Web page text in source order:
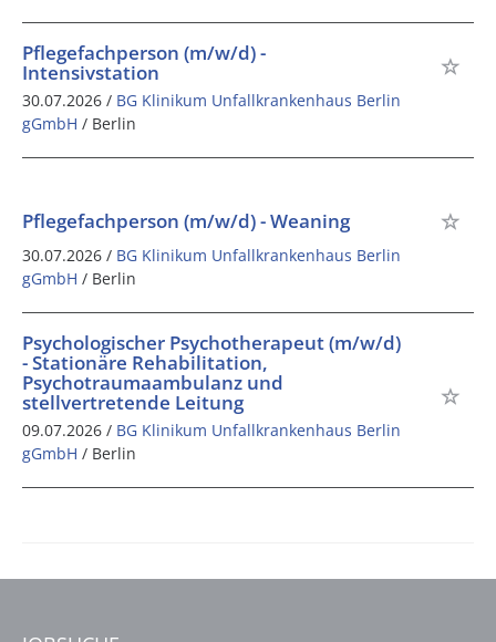
Pflegefachperson (m/w/d) -
Intensivstation
30.07.2026 / BG Klinikum Unfallkrankenhaus Berlin
gGmbH / Berlin
Pflegefachperson (m/w/d) - Weaning
30.07.2026 / BG Klinikum Unfallkrankenhaus Berlin
gGmbH / Berlin
Psychologischer Psychotherapeut (m/w/d)
- Stationäre Rehabilitation,
Psychotraumaambulanz und
stellvertretende Leitung
09.07.2026 / BG Klinikum Unfallkrankenhaus Berlin
gGmbH / Berlin